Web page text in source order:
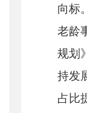
向标
老龄
规划
持发
占比